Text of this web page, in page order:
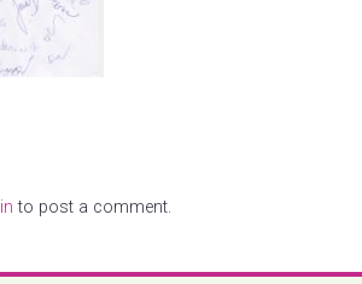
to post a comment.